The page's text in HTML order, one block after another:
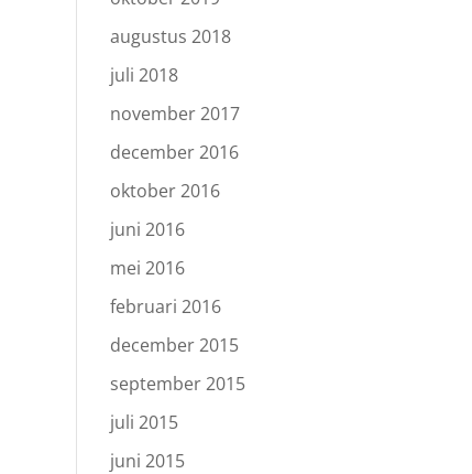
augustus 2018
juli 2018
november 2017
december 2016
oktober 2016
juni 2016
mei 2016
februari 2016
december 2015
september 2015
juli 2015
juni 2015